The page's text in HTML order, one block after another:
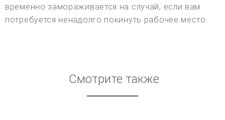
временно замораживается на случай, если вам
потребуется ненадолго покинуть рабочее место.
Смотрите также